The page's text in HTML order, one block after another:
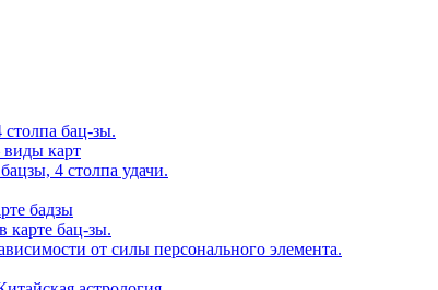
бац-зы.
виды карт
4 столпа удачи.
бадзы
карте бац-зы.
от силы персонального элемента.